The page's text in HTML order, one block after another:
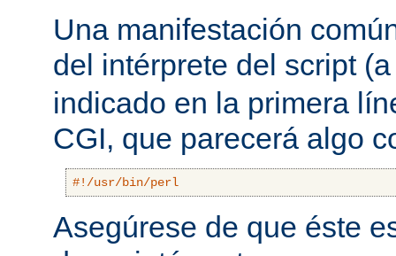
Una manifestación
del intérprete del script
indicado en la primera
CGI, que parecerá algo
#!/usr/bin/perl
Asegúrese de que éste